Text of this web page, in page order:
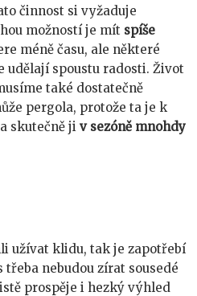
činnost si vyžaduje
možností je mít spíše
méně času, ale některé
udělají spoustu radosti. Život
také dostatečně
pergola, protože ta je k
skutečně jiv sezóně mnohdy
užívat klidu, tak je zapotřebí
nebudou zírat sousedé
prospěje i hezký výhled